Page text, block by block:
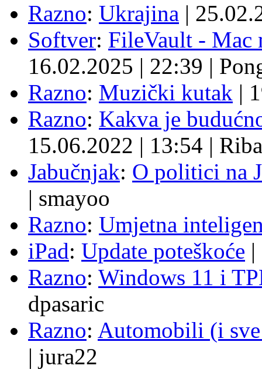
Razno: Ukrajina |
Softver: FileVault - Mac
16.02.2025 | 22:39 |
Razno: Muzički kutak |
Razno: Kakva je
15.06.2022 | 13:54 | Riba
Jabučnjak: O politici na
| smayoo
Razno: Umjetna
iPad: Update poteškoće |
Razno: Windows 11 i
dpasaric
Razno: Automobili (i
| jura22